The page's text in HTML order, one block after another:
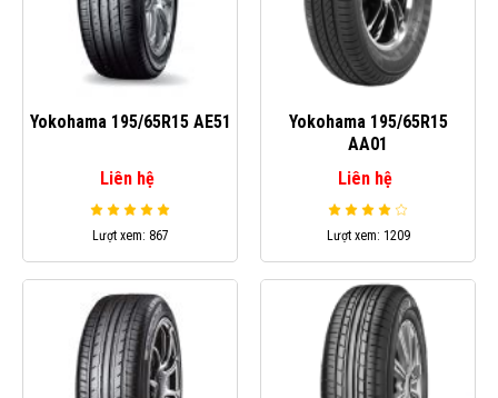
Yokohama 195/65R15 AE51
Liên hệ
Lượt xem: 867
Yokohama 195/65R15
AA01
Liên hệ
Lượt xem: 1209